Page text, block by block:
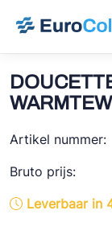
info@eurocold.nl
Merken
BOCK
Koudemiddelen
Diensten
Nieuws
Over ons
Artikel nummer:
Bruto prijs:
Leverbaar in